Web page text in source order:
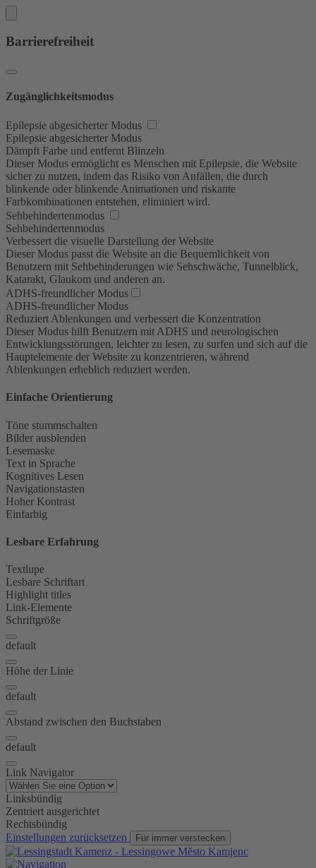
Barrierefreiheit
Zugänglichkeitsmodus
Epilepsie abgesicherter Modus
Epilepsie abgesicherter Modus
Dämpft Farbe und entfernt Blinzeln
Dieser Modus ermöglicht es Menschen mit Epilepsie, die Website
sicher zu nutzen, indem das Risiko von Anfällen, die durch
blinkende oder blinkende Animationen und riskante
Farbkombinationen entstehen, eliminiert wird.
Sehbehindertenmodus
Sehbehindertenmodus
Verbessert die visuelle Darstellung der Website
Dieser Modus passt die Website an die Bequemlichkeit von
Benutzern mit Sehbehinderungen wie Sehschwäche, Tunnelblick,
Katarakt, Glaukom und anderen an.
ADHS-freundlicher Modus
ADHS-freundlicher Modus
Reduziert Ablenkungen und verbessert die Konzentration
Dieser Modus hilft Benutzern mit ADHS und neurologischen
Entwicklungsstörungen, leichter zu lesen, zu surfen und sich auf die
Hauptelemente der Website zu konzentrieren, während
Ablenkungen erheblich reduziert werden.
Einfache Orientierung
Töne stummschalten
Bilder ausblenden
Lesemaske
Text in Sprache
Kognitives Lesen
Navigationstasten
Hoher Kontrast
Einfarbig
Lesbare Erfahrung
Textlupe
Lesbare Schriftart
Highlight titles
Link-Elemente
Schriftgröße
default
Höhe der Linie
default
Abstand zwischen den Buchstaben
default
Link Navigator
Linksbündig
Zentriert ausgerichtet
Rechtsbündig
Einstellungen zurücksetzen
Für immer verstecken